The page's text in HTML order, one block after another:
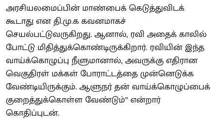
அரசியலமைப்பின் மாண்பைக் கெடுத்துவிடக்
கூடாது என தி.மு.க கவனமாகச்
செயல்பட்டுவருகிறது. ஆனால், ரவி அதைக் காலில்
போட்டு மிதித்துக்கொண்டிருக்கிறார். ரவியின் இந்த
வாய்க்கொழுப்பு நீளுமானால், அவருக்கு எதிரான
வெகுதிரள் மக்கள் போராட்டத்தை முன்னெடுக்க
வேண்டியிருக்கும். ஆளுநர் தன் வாய்க்கொழுப்பைக்
குறைத்துக்கொள்ள வேண்டும்” என்றார்
கொதிப்புடன்.